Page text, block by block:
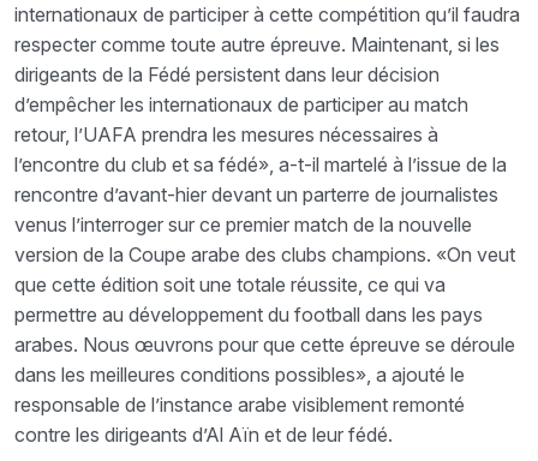
internationaux de participer à cette compétition qu’il faudra
respecter comme toute autre épreuve. Maintenant, si les
dirigeants de la Fédé persistent dans leur décision
d’empêcher les internationaux de participer au match
retour, l’UAFA prendra les mesures nécessaires à
l’encontre du club et sa fédé», a-t-il martelé à l’issue de la
rencontre d’avant-hier devant un parterre de journalistes
venus l’interroger sur ce premier match de la nouvelle
version de la Coupe arabe des clubs champions. «On veut
que cette édition soit une totale réussite, ce qui va
permettre au développement du football dans les pays
arabes. Nous œuvrons pour que cette épreuve se déroule
dans les meilleures conditions possibles», a ajouté le
responsable de l’instance arabe visiblement remonté
contre les dirigeants d’Al Aïn et de leur fédé.